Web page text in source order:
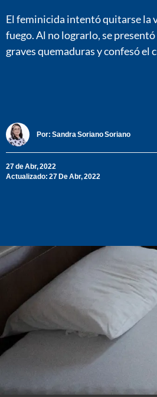
El feminicida intentó quitarse la
fuego. Al no lograrlo, se
graves quemaduras y confesó el
Por: Sandra Soriano Soriano
27 de Abr, 2022
Actualizado: 27 De Abr, 2022